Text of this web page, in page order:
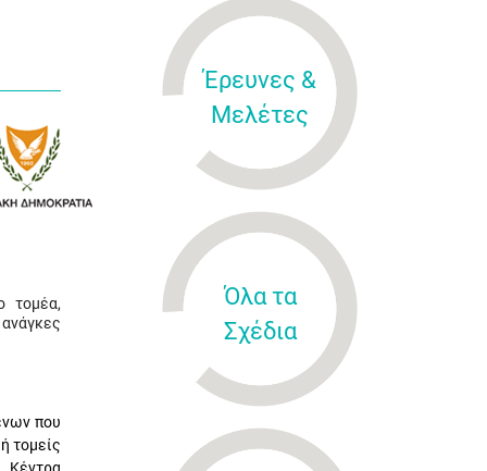
τομέα,
που
τομείς
Έρευνες &
Μελέτες
Όλα τα
Σχέδια